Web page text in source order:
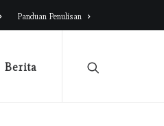
Panduan Penulisan
Berita